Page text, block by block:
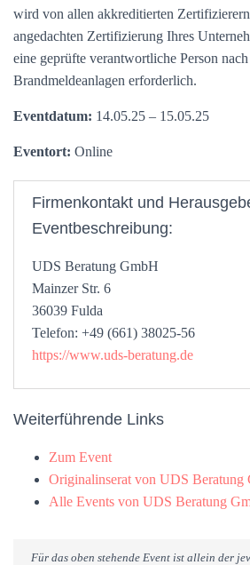
wird von allen akkreditierten
angedachten Zertifizierung Ihres
eine geprüfte verantwortliche Person
Brandmeldeanlagen erforderlich.
Eventdatum: 14.05.25 – 15.05.25
Eventort: Online
Firmenkontakt und
Eventbeschreibung:
UDS Beratung GmbH
Mainzer Str. 6
36039 Fulda
Telefon: +49 (661) 38025-56
https://www.uds-beratung.de
Weiterführende Links
Zum Event
Originalinserat von UDS Beratung
Alle Events von UDS Beratung
Für das oben stehende Event ist allein der